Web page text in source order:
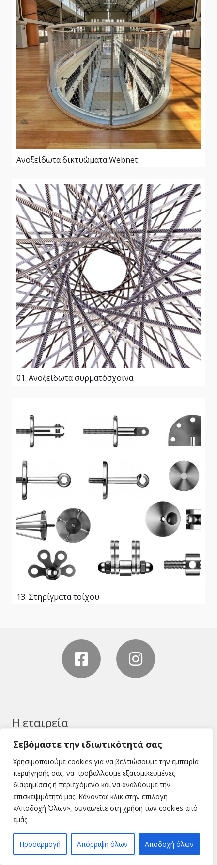
Σεβόμαστε την ιδιωτικότητά σας
Χρησιμοποιούμε cookies για να βελτιώσουμε την εμπειρία
περιήγησής σας, να προβάλλουμε εξατομικευμένες
διαφημίσεις ή περιεχόμενο και να αναλύουμε την
επισκεψιμότητά μας. Κάνοντας κλικ στην επιλογή
«Αποδοχή Όλων», συναινείτε στη χρήση των cookies από
εμάς.
Προσαρμογή Απόρριψη όλων Αποδοχή όλων
Ανοξείδωτα δικτυώματα Webnet
01. Ανοξείδωτα συρματόσχοινα
13. Στηρίγματα τοίχου
Η εταιρεία
Εταιρεία
Χωρίς κατηγορία
Επικοινωνία
Προϊόντα
ΠΡΟΙΟΝΤΑ ΣΤΕΓΗΣ
ΠΡΟΙΟΝΤΑ ΔΙΑΚΟΣΜΗΣΗΣ
CORTEN STEEL